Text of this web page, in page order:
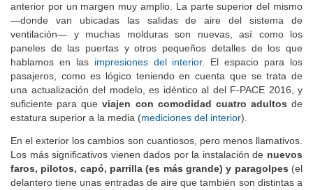
anterior por un margen muy amplio. La parte superior del mismo
—donde van ubicadas las salidas de aire del sistema de
ventilación— y muchas molduras son nuevas, así como los
paneles de las puertas y otros pequeños detalles de los que
hablamos en las impresiones del interior. El espacio para los
pasajeros, como es lógico teniendo en cuenta que se trata de
una actualización del modelo, es idéntico al del F-PACE 2016, y
suficiente para queviajen con comodidad cuatro adultos de
estatura superior a la media (mediciones del interior).
En el exterior los cambios son cuantiosos, pero menos llamativos.
Los más significativos vienen dados por la instalación de nuevos
faros, pilotos, capó, parrilla (es más grande) y paragolpes (el
delantero tiene unas entradas de aire que también son distintas a